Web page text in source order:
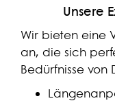
Unsere
Wir bieten eine
an, die sich
Bedürfnisse von